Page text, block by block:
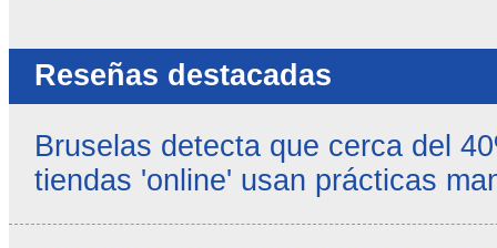
Reseñas destacadas
Bruselas detecta que cerca del
tiendas 'online' usan prácticas